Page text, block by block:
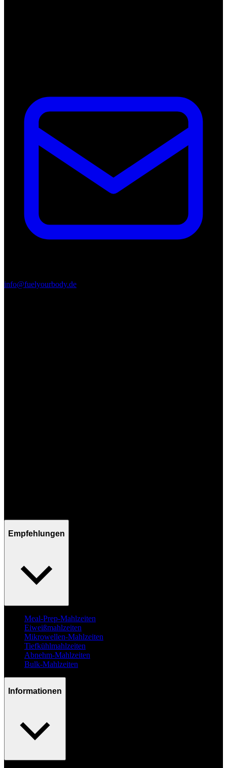
info@fuelyourbody.de
Empfehlungen
Meal-Prep-Mahlzeiten
Eiweißmahlzeiten
Mikrowellen-Mahlzeiten
Tiefkühlmahlzeiten
Abnehm-Mahlzeiten
Bulk-Mahlzeiten
Informationen